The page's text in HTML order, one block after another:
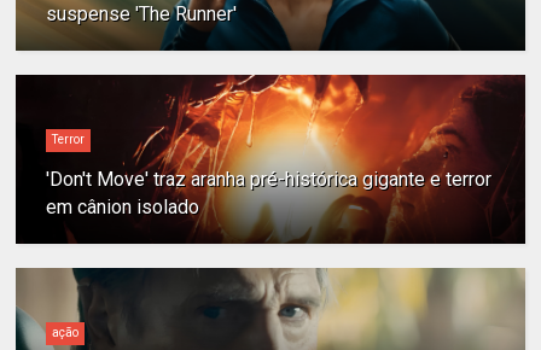
suspense 'The Runner'
Terror
'Don't Move' traz aranha pré-histórica gigante e terror
em cânion isolado
ação